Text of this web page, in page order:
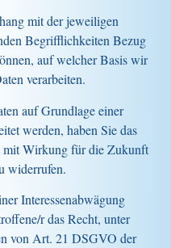
mit der jeweiligen
Begrifflichkeiten Bezug
auf welcher Basis wir
verarbeiten.
auf Grundlage einer
werden, haben Sie das
Wirkung für die Zukunft
widerrufen.
Interessenabwägung
r das Recht, unter
von Art. 21 DSGVO der